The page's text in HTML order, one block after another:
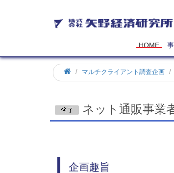
矢
野
研
究
所
HOME
ホ
ー
マルチクライアント調査企画
ネット通販事業
企画趣旨